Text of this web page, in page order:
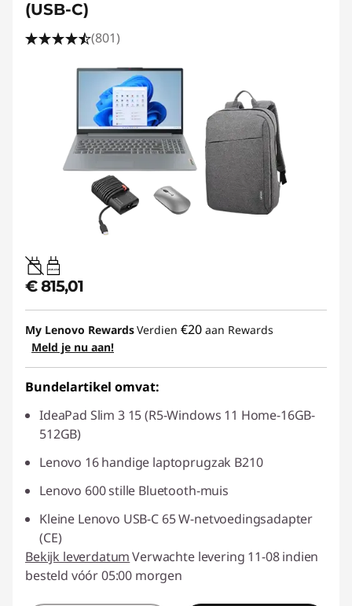
(USB-C)
(801)
45W-65W
€ 815,01
My Lenovo RewardsVerdien €20 aan Rewards
Meld je nu aan!
Bundelartikel omvat:
IdeaPad Slim 3 15 (R5-Windows 11 Home-16GB-
512GB)
Lenovo 16 handige laptoprugzak B210
Lenovo 600 stille Bluetooth-muis
Kleine Lenovo USB-C 65 W-netvoedingsadapter
(CE)
Bekijk leverdatumVerwachte levering 11-08 indien
besteld vóór 05:00 morgen